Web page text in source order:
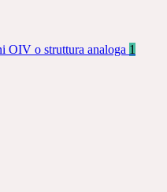
OIV o struttura analoga 1